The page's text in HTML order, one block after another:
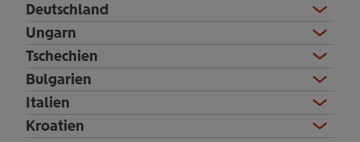
Deutschland
Ungarn
Tschechien
Bulgarien
Italien
Kroatien